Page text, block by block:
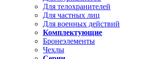
Для телохранителей
Для частных лиц
Для военных действий
Комплектующие
Бронеэлементы
Чехлы